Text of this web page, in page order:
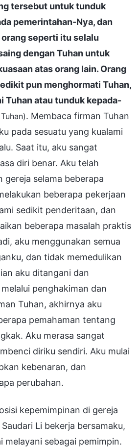
tersebut untuk tunduk
pemerintahan-Nya, dan
seperti itu selalu
dengan Tuhan untuk
atas orang lain. Orang
pun menghormati Tuhan,
Tuhan atau tunduk kepada-
. Membaca firman Tuhan
pada sesuatu yang kualami
Saat itu, aku sangat
diri benar. Aku telah
gereja selama beberapa
beberapa pekerjaan
sedikit penderitaan, dan
beberapa masalah praktis
aku menggunakan semua
dan tidak memedulikan
aku ditangani dan
penghakiman dan
Tuhan, akhirnya aku
pemahaman tentang
Aku merasa sangat
diriku sendiri. Aku mulai
kebenaran, dan
perubahan.
kepemimpinan di gereja
Li bekerja bersamaku,
melayani sebagai pemimpin.